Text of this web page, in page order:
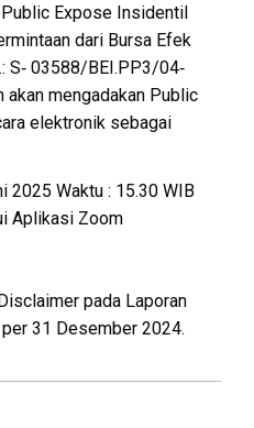
Expose Insidentil
dari Bursa Efek
S‐ 03588/BEI.PP3/04‐
mengadakan Public
elektronik sebagai
2025 Waktu : 15.30 WIB
Aplikasi Zoom
pada Laporan
31 Desember 2024.